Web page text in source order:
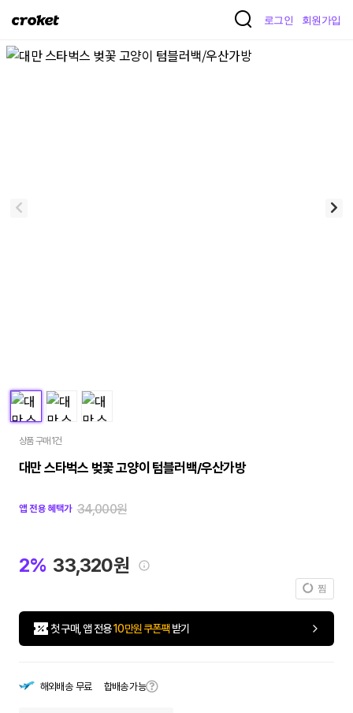
크
켓
로그인 회원가입
상품 구매 1건
대만 스타벅스 벚꽃 고양이 텀블러백/우산가방
앱 전용 혜택가 34,000원
2% 33,320원
찜
첫 구매, 앱 전용10만원 쿠폰팩 받기
해외배송 무료 합배송 가능